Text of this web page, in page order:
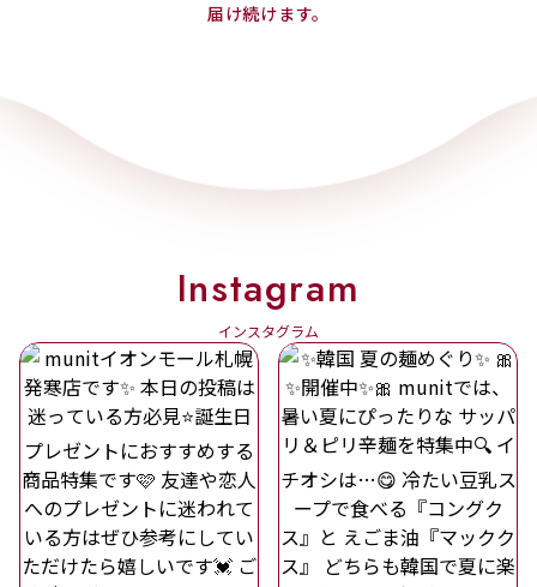
届け続けます。
Instagram
インスタグラム